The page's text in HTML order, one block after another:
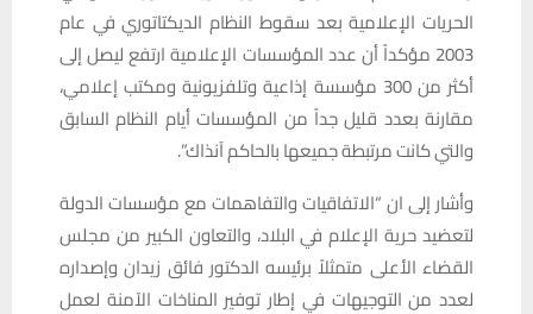
الحريات الإعلامية بعد سقوط النظام الديكتاتوري في عام
2003 مؤكداً أن عدد المؤسسات الإعلامية ارتفع ليصل إلى
أكثر من 300 مؤسسة إذاعية وتلفزيونية ومكتب إعلامي،
مقارنة بعدد قليل جداً من المؤسسات أيام النظام السابق
والتي كانت مرتبطة جميعها بالحاكم آنذاك”.
وأشار إلى ان “الاتفاقيات والتفاهمات مع مؤسسات الدولة
لتعضيد حرية الإعلام في البلاد، والتعاون الكبير من مجلس
القضاء الأعلى متمثلاً برئيسه الدكتور فائق زيدان وإصداره
لعدد من التوجيهات في إطار توفير المناخات الآمنة لعمل